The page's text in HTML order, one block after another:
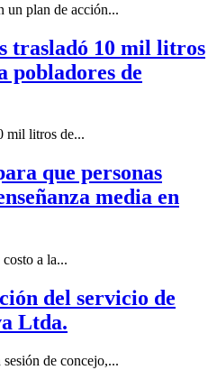
un plan de acción...
trasladó 10 mil litros
pobladores de
mil litros de...
que personas
media en
a la...
del servicio de
Ltda.
de concejo,...